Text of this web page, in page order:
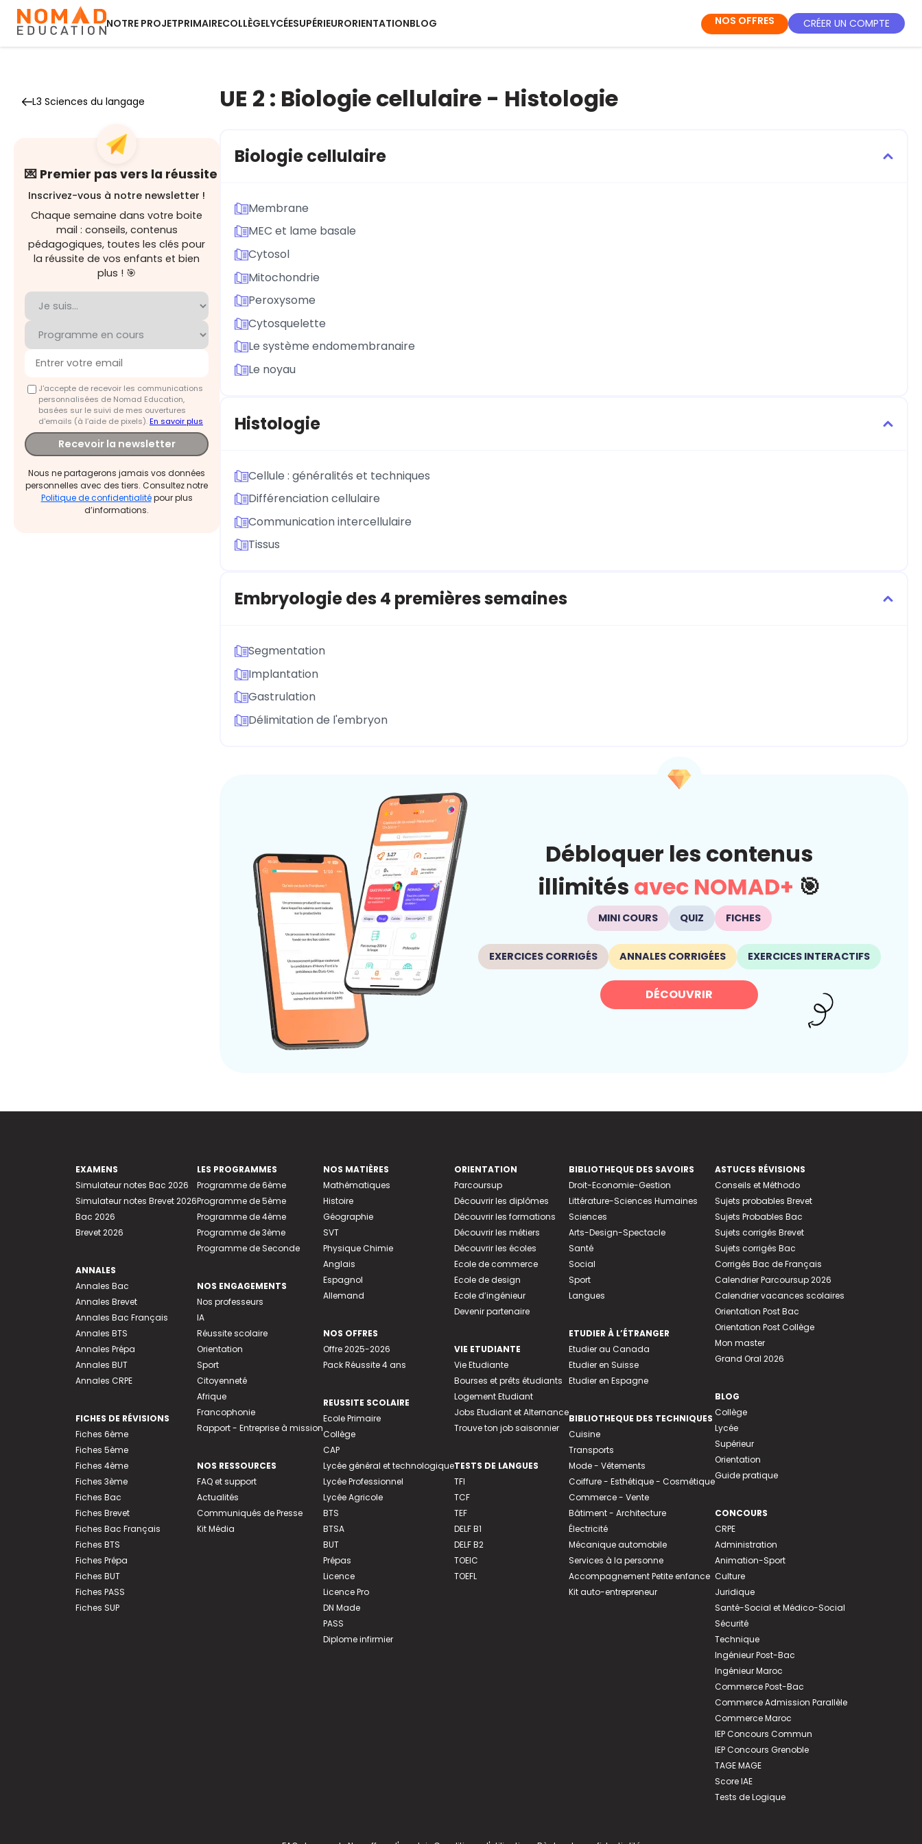
NOTRE PROJETPRIMAIRECOLLÈGELYCÉESUPÉRIEURORIENTATIONBLOG NOS OFFRES CRÉER UN COMPTE
L3 Sciences du langage
💌 Premier pas vers la réussite
Inscrivez-vous à notre newsletter !
Chaque semaine dans votre boite
mail : conseils, contenus
pédagogiques, toutes les clés pour
la réussite de vos enfants et bien
plus ! 🎯
J'accepte de recevoir les communications
personnalisées de Nomad Education,
basées sur le suivi de mes ouvertures
d'emails (à l’aide de pixels).En savoir plus
Recevoir la newsletter
Nous ne partagerons jamais vos données
personnelles avec des tiers. Consultez notre
Politique de confidentialitépour plus
d’informations.
UE 2 : Biologie cellulaire - Histologie
Biologie cellulaire
Membrane
MEC et lame basale
Cytosol
Mitochondrie
Peroxysome
Cytosquelette
Le système endomembranaire
Le noyau
Histologie
Cellule : généralités et techniques
Différenciation cellulaire
Communication intercellulaire
Tissus
Embryologie des 4 premières semaines
Segmentation
Implantation
Gastrulation
Délimitation de l'embryon
Débloquer les contenus
illimités avec NOMAD+ 🎯
MINI COURS QUIZ FICHES
EXERCICES CORRIGÉS ANNALES CORRIGÉES EXERCICES INTERACTIFS
DÉCOUVRIR
EXAMENS
Simulateur notes Bac 2026
Simulateur notes Brevet 2026
Bac 2026
Brevet 2026
ANNALES
Annales Bac
Annales Brevet
Annales Bac Français
Annales BTS
Annales Prépa
Annales BUT
Annales CRPE
FICHES DE RÉVISIONS
Fiches 6ème
Fiches 5ème
Fiches 4ème
Fiches 3ème
Fiches Bac
Fiches Brevet
Fiches Bac Français
Fiches BTS
Fiches Prépa
Fiches BUT
Fiches PASS
Fiches SUP
LES PROGRAMMES
Programme de 6ème
Programme de 5ème
Programme de 4ème
Programme de 3ème
Programme de Seconde
NOS ENGAGEMENTS
Nos professeurs
IA
Réussite scolaire
Orientation
Sport
Citoyenneté
Afrique
Francophonie
Rapport - Entreprise à mission
NOS RESSOURCES
FAQ et support
Actualités
Communiqués de Presse
Kit Média
NOS MATIÈRES
Mathématiques
Histoire
Géographie
SVT
Physique Chimie
Anglais
Espagnol
Allemand
NOS OFFRES
Offre 2025-2026
Pack Réussite 4 ans
REUSSITE SCOLAIRE
Ecole Primaire
Collège
CAP
Lycée général et technologique
Lycée Professionnel
Lycée Agricole
BTS
BTSA
BUT
Prépas
Licence
Licence Pro
DN Made
PASS
Diplome infirmier
ORIENTATION
Parcoursup
Découvrir les diplômes
Découvrir les formations
Découvrir les métiers
Découvrir les écoles
Ecole de commerce
Ecole de design
Ecole d’ingénieur
Devenir partenaire
VIE ETUDIANTE
Vie Etudiante
Bourses et prêts étudiants
Logement Etudiant
Jobs Etudiant et Alternance
Trouve ton job saisonnier
TESTS DE LANGUES
TFI
TCF
TEF
DELF B1
DELF B2
TOEIC
TOEFL
BIBLIOTHEQUE DES SAVOIRS
Droit-Economie-Gestion
Littérature-Sciences Humaines
Sciences
Arts-Design-Spectacle
Santé
Social
Sport
Langues
ETUDIER À L’ÉTRANGER
Etudier au Canada
Etudier en Suisse
Etudier en Espagne
BIBLIOTHEQUE DES TECHNIQUES
Cuisine
Transports
Mode - Vêtements
Coiffure - Esthétique - Cosmétique
Commerce - Vente
Bâtiment - Architecture
Électricité
Mécanique automobile
Services à la personne
Accompagnement Petite enfance
Kit auto-entrepreneur
ASTUCES RÉVISIONS
Conseils et Méthodo
Sujets probables Brevet
Sujets Probables Bac
Sujets corrigés Brevet
Sujets corrigés Bac
Corrigés Bac de Français
Calendrier Parcoursup 2026
Calendrier vacances scolaires
Orientation Post Bac
Orientation Post Collège
Mon master
Grand Oral 2026
BLOG
Collège
Lycée
Supérieur
Orientation
Guide pratique
CONCOURS
CRPE
Administration
Animation-Sport
Culture
Juridique
Santé-Social et Médico-Social
Sécurité
Technique
Ingénieur Post-Bac
Ingénieur Maroc
Commerce Post-Bac
Commerce Admission Parallèle
Commerce Maroc
IEP Concours Commun
IEP Concours Grenoble
TAGE MAGE
Score IAE
Tests de Logique